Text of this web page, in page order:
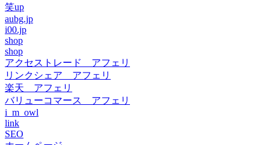
笑up
aubg.jp
i00.jp
shop
shop
アクセストレード アフェリ
リンクシェア アフェリ
楽天 アフェリ
バリューコマース アフェリ
i_m_owl
link
SEO